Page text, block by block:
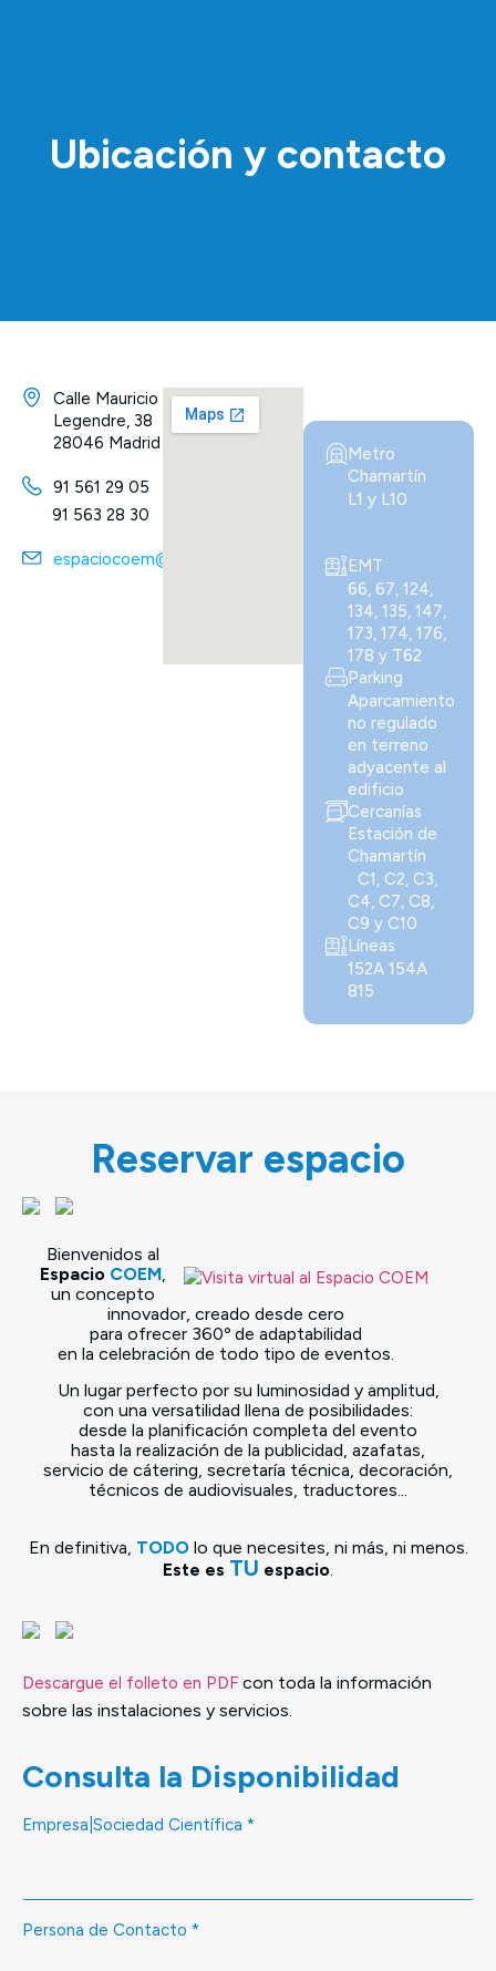
Ubicación y contacto
Calle Mauricio
Legendre, 38
28046 Madrid
91 561 29 05
91 563 28 30
espaciocoem@coem.org.es
Metro
Chamartín
L1 y L10
EMT
66, 67, 124,
134, 135, 147,
173, 174, 176,
178 y T62
Parking
Aparcamiento
no regulado
en terreno
adyacente al
edificio
Cercanías
Estación de
Chamartín
C1, C2, C3,
C4, C7, C8,
C9 y C10
Líneas
152A 154A
815
Reservar espacio
Bienvenidos al
Espacio COEM,
un concepto
innovador, creado desde cero
para ofrecer 360º de adaptabilidad
en la celebración de todo tipo de eventos.
Un lugar perfecto por su luminosidad y amplitud,
con una versatilidad llena de posibilidades:
desde la planificación completa del evento
hasta la realización de la publicidad, azafatas,
servicio de cátering, secretaría técnica, decoración,
técnicos de audiovisuales, traductores...
En definitiva, TODOlo que necesites, ni más, ni menos.
Este es TU espacio.
Descargue el folleto en PDF con toda la información
sobre las instalaciones y servicios.
Consulta la Disponibilidad
Empresa|Sociedad Científica *
Persona de Contacto *